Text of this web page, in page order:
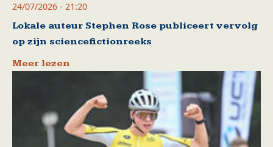
24/07/2026 - 21:20
Lokale auteur Stephen Rose publiceert vervolg
op zijn sciencefictionreeks
Meer lezen